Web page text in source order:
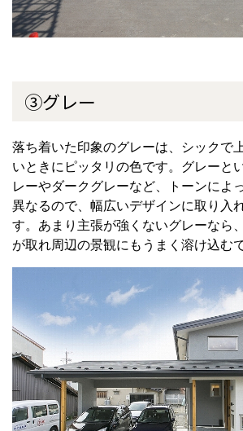
③グレー
落ち着いた印象のグレーは、シックで
いときにピッタリの色です。グレーと
レーやダークグレーなど、トーンによ
異なるので、幅広いデザインに取り入
す。あまり主張が強くないグレーなら
が取れ周辺の景観にもうまく溶け込む